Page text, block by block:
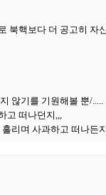
북핵보다 더 공고히 자
않기를 기원해볼 뿐/.....
고 떠나던지,,,
리며 사과하고 떠나든